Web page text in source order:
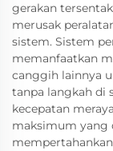
gerakan
merusak
sistem. Sistem
memanfaatkan
canggih lainnya
tanpa langkah di
kecepatan
maksimum yang